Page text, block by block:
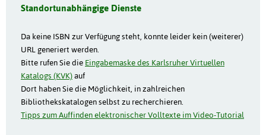
Standortunabhängige Dienste
Da keine ISBN zur Verfügung steht, konnte leider kein (weiterer)
URL generiert werden.
Bitte rufen Sie die Eingabemaske des Karlsruher Virtuellen
Katalogs (KVK)auf
Dort haben Sie die Möglichkeit, in zahlreichen
Bibliothekskatalogen selbst zu recherchieren.
Tipps zum Auffinden elektronischer Volltexte im Video-Tutorial